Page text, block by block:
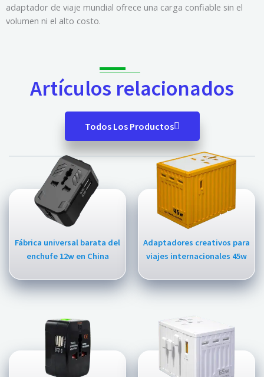
adaptador de viaje mundial ofrece una carga confiable sin el
volumen ni el alto costo.
Artículos relacionados
Todos Los Productos
Fábrica universal barata del
enchufe 12w en China
Adaptadores creativos para
viajes internacionales 45w